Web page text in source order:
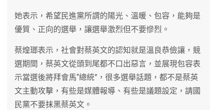
她表示，希望民進黨所謂的陽光、溫暖、包容，能夠是
優質、正向的選舉，讓選舉激烈但不要慘烈。
蔡煌瑯表示，社會對蔡英文的認知就是溫良恭儉讓，競
選期間，蔡英文從頭到尾都不口出惡言，並展現包容表
示當選後將拜會馬“總統”，很多選舉話題，都不是蔡英
文主動攻擊，有些是媒體報導、有些是議題設定，請國
民黨不要抹黑蔡英文。